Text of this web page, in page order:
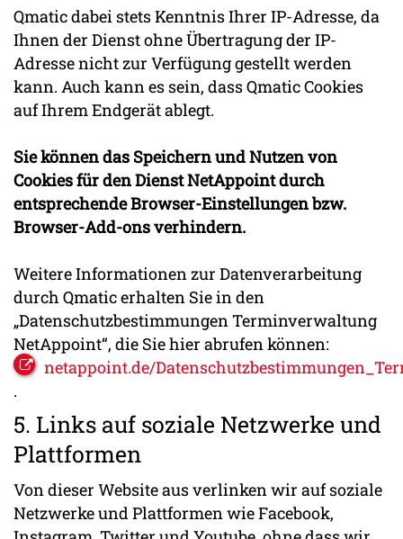
Qmatic dabei stets Kenntnis Ihrer IP-Adresse, da
Ihnen der Dienst ohne Übertragung der IP-
Adresse nicht zur Verfügung gestellt werden
kann. Auch kann es sein, dass Qmatic Cookies
auf Ihrem Endgerät ablegt.
Sie können das Speichern und Nutzen von
Cookies für den Dienst NetAppoint durch
entsprechende Browser-Einstellungen bzw.
Browser-Add-ons verhindern.
Weitere Informationen zur Datenverarbeitung
durch Qmatic erhalten Sie in den
„Datenschutzbestimmungen Terminverwaltung
NetAppoint“, die Sie hier abrufen können:
netappoint.de/
.
5. Links auf soziale Netzwerke und
Plattformen
Von dieser Website aus verlinken wir auf soziale
Netzwerke und Plattformen wie Facebook,